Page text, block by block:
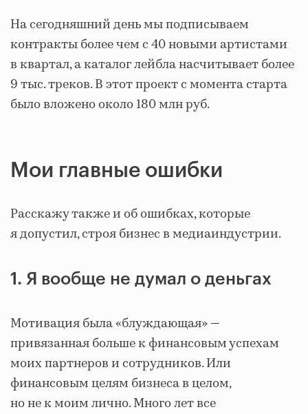
На сегодняшний день мы подписываем
контракты более чем с 40 новыми артистами
в квартал, а каталог лейбла насчитывает более
9 тыс. треков. В этот проект с момента старта
было вложено около 180 млн руб.
Мои главные ошибки
Расскажу также и об ошибках, которые
я допустил, строя бизнес в медиаиндустрии.
1. Я вообще не думал о деньгах
Мотивация была «блуждающая» —
привязанная больше к финансовым успехам
моих партнеров и сотрудников. Или
финансовым целям бизнеса в целом,
но не к моим лично. Много лет все